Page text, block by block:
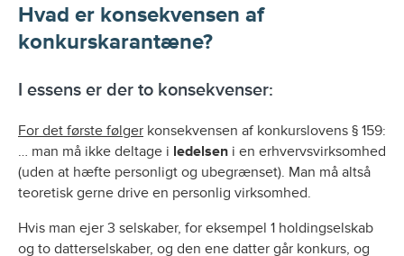
Hvad er konsekvensen af
konkurskarantæne?
I essens er der to konsekvenser:
For det første følger konsekvensen af konkurslovens § 159:
… man må ikke deltage i ledelsen i en erhvervsvirksomhed
(uden at hæfte personligt og ubegrænset). Man må altså
teoretisk gerne drive en personlig virksomhed.
Hvis man ejer 3 selskaber, for eksempel 1 holdingselskab
og to datterselskaber, og den ene datter går konkurs, og